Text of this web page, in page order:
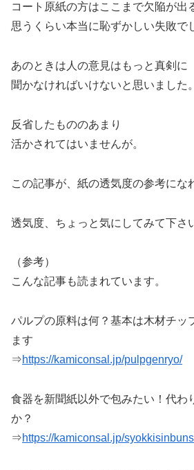
コート原紙の方はここまで欠陥が出
思うくらい本当に恥ずかしい失敗で
あのときは人の意見はもっと真剣に
聞かなければいけないと思いました。
反省したもののあまり
活かされてはいませんが。
この記事が、紙の透気度の参考にな
透気度、ちょっと気にしてみて下さ
（参考）
こんな記事も読まれています。
パルプの原料は何？基本は木材チッ
ます
⇒https://kamiconsal.jp/pulpgenryo/
食器を新聞紙以外で包みたい！代わ
か？
⇒https://kamiconsal.jp/